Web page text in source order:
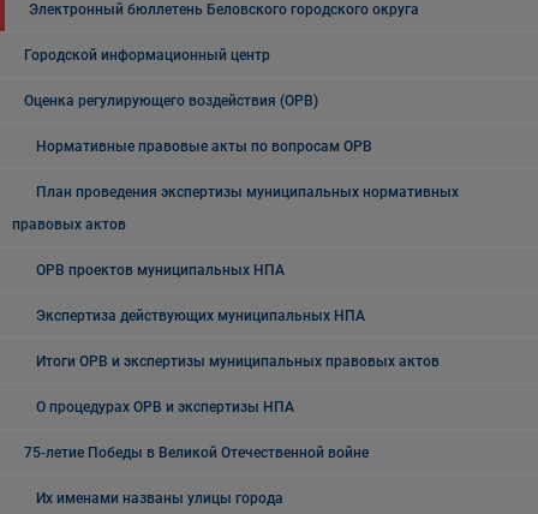
Электронный бюллетень Беловского городского округа
Городской информационный центр
Оценка регулирующего воздействия (ОРВ)
Нормативные правовые акты по вопросам ОРВ
План проведения экспертизы муниципальных нормативных
правовых актов
ОРВ проектов муниципальных НПА
Экспертиза действующих муниципальных НПА
Итоги ОРВ и экспертизы муниципальных правовых актов
О процедурах ОРВ и экспертизы НПА
75-летие Победы в Великой Отечественной войне
Их именами названы улицы города